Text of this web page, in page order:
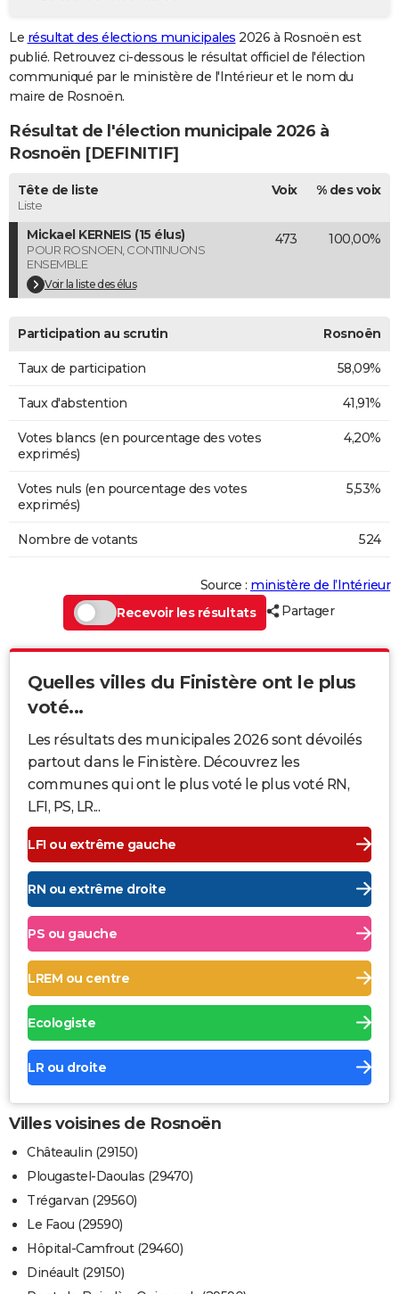
GUIDES D'ACHAT
BONS PLANS
CARTE DE VOEUX
Carte de Noël
Carte Bonne année
Carte Saint-Valentin
Carte Pâques
Carte d'anniversaire
DICTIONNAIRE
Dictionnaire
Biographies
Citations
Expressions
Proverbes
PROGRAMME TV
COPAINS D'AVANT
S'inscrire
Se connecter
Lycées
Collèges
Primaires
Universités
Entreprises
Service militaire
Avis de recherche
AVIS DE DÉCÈS
Bricolage
Lifestyle
Culture
Sport
Auto
Television
Voyage
Cinema
Le résultat des élections municipales 2026 à Rosnoën est
publié. Retrouvez ci-dessous le résultat officiel de l'élection
communiqué par le ministère de l'Intérieur et le nom du
maire de Rosnoën.
Résultat de l'élection municipale 2026 à
Rosnoën [DEFINITIF]
Tête de liste
Liste
Voix % des voix
Mickael KERNEIS (15 élus)
POUR ROSNOEN, CONTINUONS
ENSEMBLE
Voir la liste des élus
473 100,00%
Participation au scrutin Rosnoën
Taux de participation 58,09%
Taux d'abstention 41,91%
Votes blancs (en pourcentage des votes
exprimés)
4,20%
Votes nuls (en pourcentage des votes
exprimés)
5,53%
Nombre de votants 524
Source : ministère de l’Intérieur
Recevoir les résultats
Partager
Quelles villes du Finistère ont le plus
voté...
Les résultats des municipales 2026 sont dévoilés
partout dans le Finistère. Découvrez les
communes qui ont le plus voté le plus voté RN,
LFI, PS, LR...
LFI ou extrême gauche
RN ou extrême droite
PS ou gauche
LREM ou centre
Ecologiste
LR ou droite
Villes voisines de Rosnoën
Châteaulin (29150)
Plougastel-Daoulas (29470)
Trégarvan (29560)
Le Faou (29590)
Hôpital-Camfrout (29460)
Dinéault (29150)